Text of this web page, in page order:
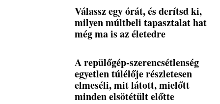
Válassz egy órát, és derítsd ki,
milyen múltbeli tapasztalat hat
még ma is az életedre
A repülőgép-szerencsétlenség
egyetlen túlélője részletesen
elmeséli, mit látott, mielőtt
minden elsötétült előtte